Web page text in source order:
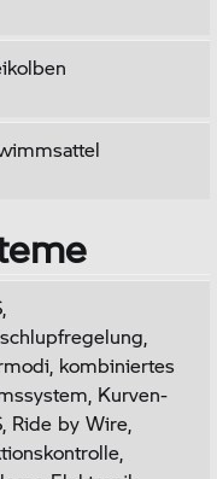
kombiniertes
Kurven-
Ride by Wire,